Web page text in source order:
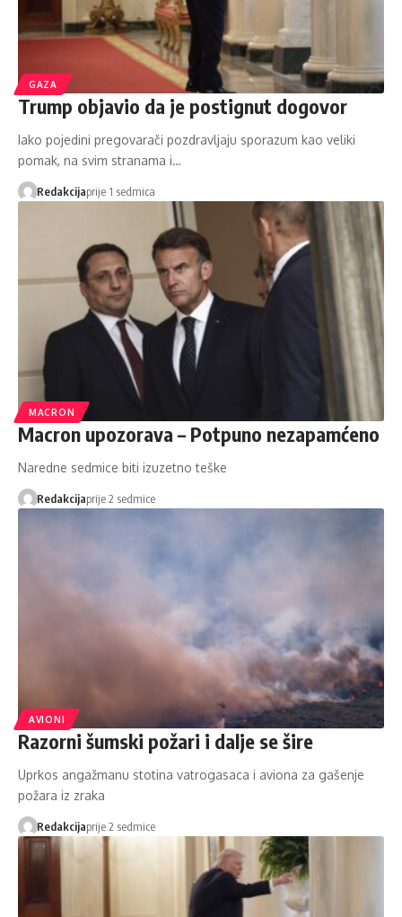
GAZA
Trump objavio da je postignut dogovor
Iako pojedini pregovarači pozdravljaju sporazum kao veliki
pomak, na svim stranama i…
Redakcijaprije 1 sedmica
MACRON
Macron upozorava – Potpuno nezapamćeno
Naredne sedmice biti izuzetno teške
Redakcijaprije 2 sedmice
AVIONI
Razorni šumski požari i dalje se šire
Uprkos angažmanu stotina vatrogasaca i aviona za gašenje
požara iz zraka
Redakcijaprije 2 sedmice